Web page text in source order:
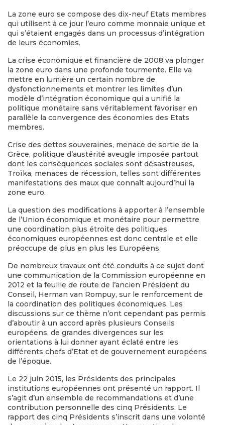
La zone euro se compose des dix-neuf Etats membres
qui utilisent à ce jour l’euro comme monnaie unique et
qui s’étaient engagés dans un processus d’intégration
de leurs économies.
La crise économique et financière de 2008 va plonger
la zone euro dans une profonde tourmente. Elle va
mettre en lumière un certain nombre de
dysfonctionnements et montrer les limites d’un
modèle d’intégration économique qui a unifié la
politique monétaire sans véritablement favoriser en
parallèle la convergence des économies des Etats
membres.
Crise des dettes souveraines, menace de sortie de la
Grèce, politique d’austérité aveugle imposée partout
dont les conséquences sociales sont désastreuses,
Troïka, menaces de récession, telles sont différentes
manifestations des maux que connaît aujourd’hui la
zone euro.
La question des modifications à apporter à l’ensemble
de l’Union économique et monétaire pour permettre
une coordination plus étroite des politiques
économiques européennes est donc centrale et elle
préoccupe de plus en plus les Européens.
De nombreux travaux ont été conduits à ce sujet dont
une communication de la Commission européenne en
2012 et la feuille de route de l’ancien Président du
Conseil, Herman van Rompuy, sur le renforcement de
la coordination des politiques économiques. Les
discussions sur ce thème n’ont cependant pas permis
d’aboutir à un accord après plusieurs Conseils
européens, de grandes divergences sur les
orientations à lui donner ayant éclaté entre les
différents chefs d’Etat et de gouvernement européens
de l’époque.
Le 22 juin 2015, les Présidents des principales
institutions européennes ont présenté un rapport. Il
s’agit d’un ensemble de recommandations et d’une
contribution personnelle des cinq Présidents. Le
rapport des cinq Présidents s’inscrit dans une volonté